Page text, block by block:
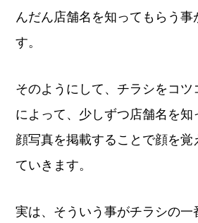
んだん店舗名を知ってもらう事
す。
そのようにして、チラシをコツ
によって、少しずつ店舗名を知
顔写真を掲載することで顔を覚
ていきます。
実は、そういう事がチラシの一